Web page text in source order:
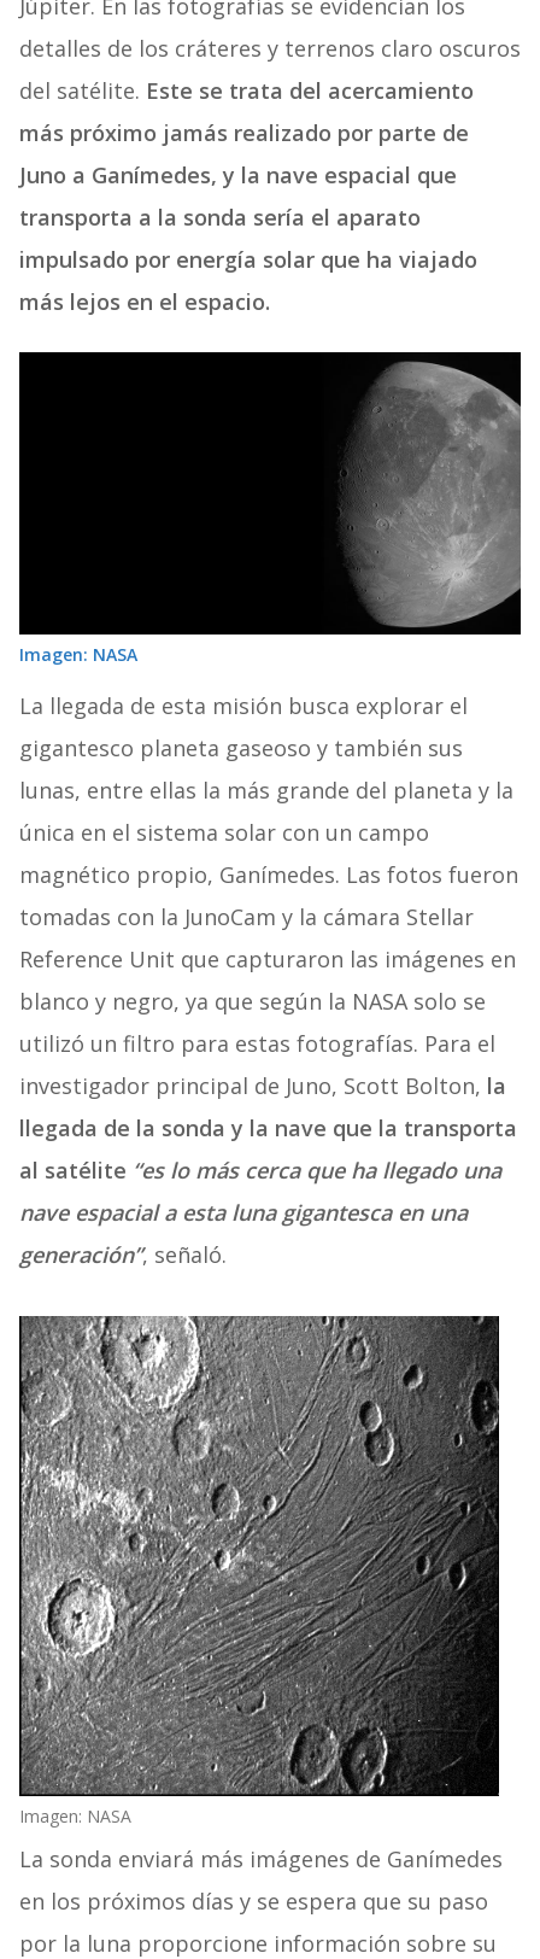
Júpiter. En las fotografías se evidencian los
detalles de los cráteres y terrenos claro oscuros
del satélite. Este se trata del acercamiento
más próximo jamás realizado por parte de
Juno a Ganímedes, y la nave espacial que
transporta a la sonda sería el aparato
impulsado por energía solar que ha viajado
más lejos en el espacio.
Imagen: NASA
La llegada de esta misión busca explorar el
gigantesco planeta gaseoso y también sus
lunas, entre ellas la más grande del planeta y la
única en el sistema solar con un campo
magnético propio, Ganímedes. Las fotos fueron
tomadas con la JunoCam y la cámara Stellar
Reference Unit que capturaron las imágenes en
blanco y negro, ya que según la NASA solo se
utilizó un filtro para estas fotografías. Para el
investigador principal de Juno, Scott Bolton, la
llegada de la sonda y la nave que la transporta
al satélite “es lo más cerca que ha llegado una
nave espacial a esta luna gigantesca en una
generación”, señaló.
Imagen: NASA
La sonda enviará más imágenes de Ganímedes
en los próximos días y se espera que su paso
por la luna proporcione información sobre su